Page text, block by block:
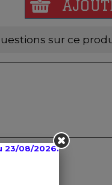
sur ce
23/08/2026.